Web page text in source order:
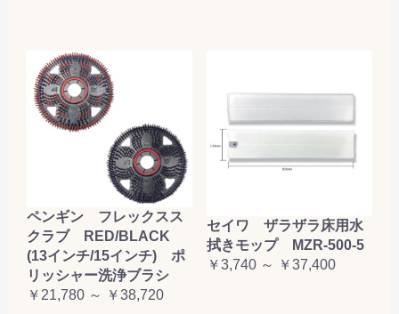
ペンギン フレックスス
クラブ RED/BLACK
(13インチ/15インチ) ポ
リッシャー洗浄ブラシ
￥21,780 ～ ￥38,720
セイワ ザラザラ床用水
拭きモップ MZR-500-5
￥3,740 ～ ￥37,400